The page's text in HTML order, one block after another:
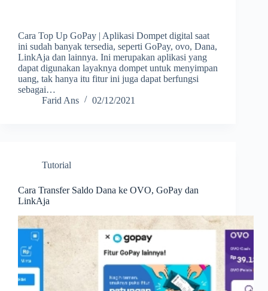
Cara Top Up GoPay | Aplikasi Dompet digital saat
ini sudah banyak tersedia, seperti GoPay, ovo, Dana,
LinkAja dan lainnya. Ini merupakan aplikasi yang
dapat digunakan layaknya dompet untuk menyimpan
uang, tak hanya itu fitur ini juga dapat berfungsi
sebagai…
Farid Ans
02/12/2021
Tutorial
Cara Transfer Saldo Dana ke OVO, GoPay dan
LinkAja